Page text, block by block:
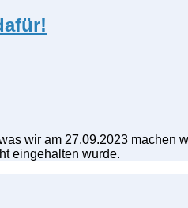
wir am 27.09.2023
eingehalten wurde.